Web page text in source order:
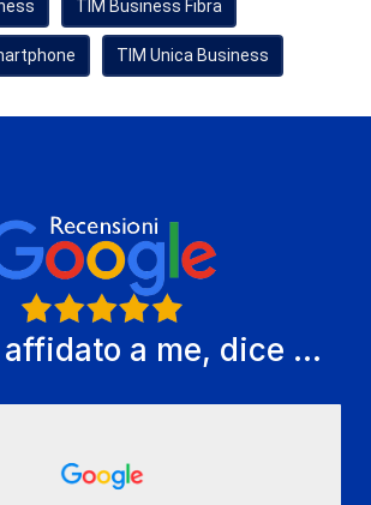
TIM Business Fibra
TIM Unica Business
a me, dice ...